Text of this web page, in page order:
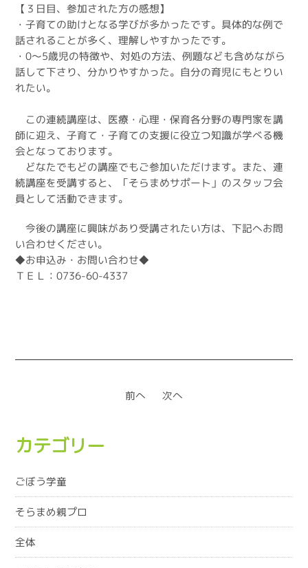
【３日目、参加された方の感想】
・子育ての助けとなる学びが多かったです。具体的な例で
話されることが多く、理解しやすかったです。
・0～5歳児の特徴や、対処の方法、例題なども含めながら
話して下さり、分かりやすかった。自分の育児にもとりい
れたい。
この連続講座は、医療・心理・保育各分野の専門家を講
師に迎え、子育て・子育ての支援に役立つ知識が学べる機
会となっております。
どなたでもどの講座でもご参加いただけます。また、連
続講座を受講すると、「そらまめサポート」のスタッフ会
員として活動できます。
今後の講座に興味があり受講されたい方は、下記へお問
い合わせください。
◆お申込み・お問い合わせ◆
ＴＥＬ：0736-60-4337
前へ 次へ
カテゴリー
ごぼう学童
そらまめ親プロ
全体